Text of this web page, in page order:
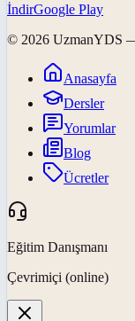
İndirGoogle Play
© 2026 UzmanYDS
Anasayfa
Dersler
Yorumlar
Blog
Ücretler
Eğitim Danışmanı
Çevrimiçi (online)